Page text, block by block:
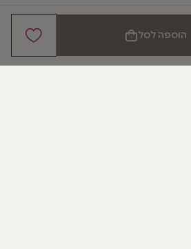
כמות של סט
EMMA הוספה לסל